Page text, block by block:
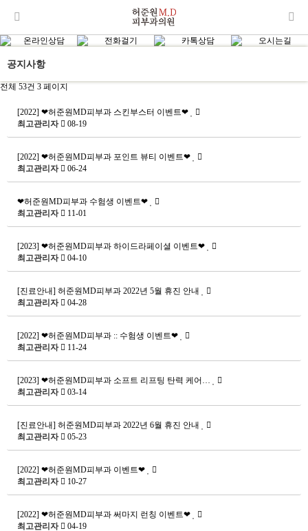
공지사항
전체 53건 3 페이지
[2022] ❤허준원MD피부과 스킨부스터 이벤트❤
최고관리자
08-19
[2022] ❤허준원MD피부과 포인트 뷰티 이벤트❤
최고관리자
06-24
❤허준원MD피부과 수험생 이벤트❤
최고관리자
11-01
[2023] ❤허준원MD피부과 하이드라페이셜 이벤트❤
최고관리자
04-10
[진료안내] 허준원MD피부과 2022년 5월 휴진 안내
최고관리자
04-28
[2022] ❤허준원MD피부과 :: 수험생 이벤트❤
최고관리자
11-24
[2023] ❤허준원MD피부과 소프트 리프팅 탄력 케어…
최고관리자
03-14
[진료안내] 허준원MD피부과 2022년 6월 휴진 안내
최고관리자
05-23
[2022] ❤허준원MD피부과 이벤트❤
최고관리자
10-27
[2022] ❤허준원MD피부과 써마지 런칭 이벤트❤
최고관리자
04-19